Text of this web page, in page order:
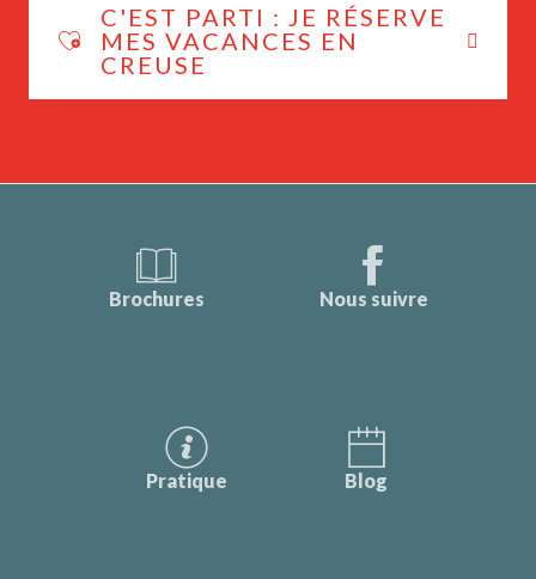
C'EST PARTI : JE RÉSERVE
MES VACANCES EN
CREUSE
Brochures Nous suivre
Pratique Blog